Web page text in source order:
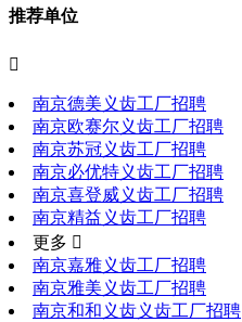
推荐单位

南京德美义齿工厂招聘
南京欧赛尔义齿工厂招聘
南京苏冠义齿工厂招聘
南京必优特义齿工厂招聘
南京喜登威义齿工厂招聘
南京精益义齿工厂招聘
更多 
南京嘉雅义齿工厂招聘
南京雅美义齿工厂招聘
南京和和义齿义齿工厂招聘